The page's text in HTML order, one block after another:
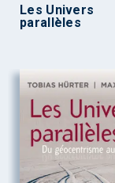
Les Univers
parallèles